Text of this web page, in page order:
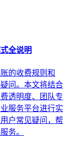
全说明
的收费规则和
问。本文将结合
透明度、团队专
服务平台进行实
户常见疑问，帮
务。